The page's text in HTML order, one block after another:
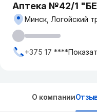
Аптека №42/1
Минск, Логойский
+375 17 ****
О компании